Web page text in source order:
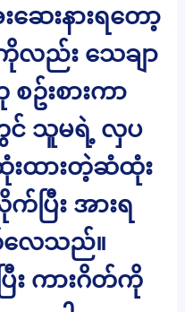
ဆေးနားရတော့
လည်း သေချာ
ဥ်းစားကာ
င် သူမရဲ့ လှပ
ထုံးထားတဲ့ဆံထုံး
ြီး အားရ
လေသည်။
း ကားဂိတ်ကို